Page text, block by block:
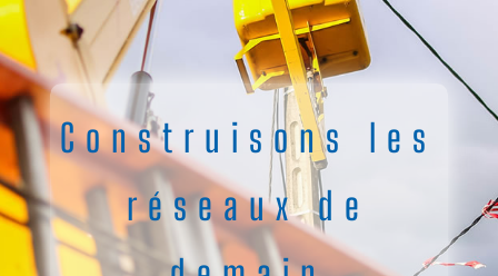
Construisons les
réseaux de